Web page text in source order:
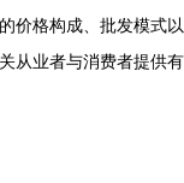
价格构成、批发模式以
从业者与消费者提供有